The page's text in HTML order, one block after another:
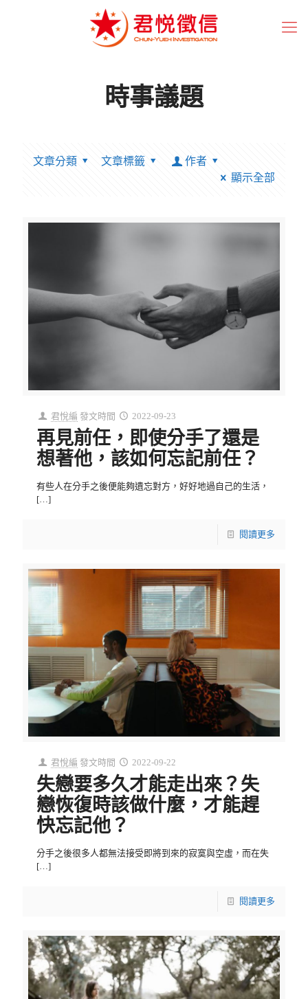
時事議題
文章分類 文章標籤
作者
顯示全部
君悅編 發文時間 2022-09-23
再見前任，即使分手了還是
想著他，該如何忘記前任？
有些人在分手之後便能夠遺忘對方，好好地過自己的生活，
[…]
閱讀更多
君悅編 發文時間 2022-09-22
失戀要多久才能走出來？失
戀恢復時該做什麼，才能趕
快忘記他？
分手之後很多人都無法接受即將到來的寂寞與空虛，而在失
[…]
閱讀更多